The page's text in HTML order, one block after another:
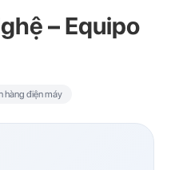
– Equipo
hàng điện máy